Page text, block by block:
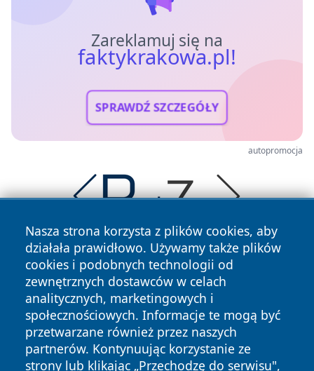
Zareklamuj się na
faktykrakowa.pl!
SPRAWDŹ SZCZEGÓŁY
autopromocja
Nasza strona korzysta z plików cookies, aby
działała prawidłowo. Używamy także plików
cookies i podobnych technologii od
zewnętrznych dostawców w celach
analitycznych, marketingowych i
społecznościowych. Informacje te mogą być
przetwarzane również przez naszych
partnerów. Kontynuując korzystanie ze
strony lub klikając „Przechodzę do serwisu",
Copyright © 2026 faktykrakowa.pl Wszystkie prawa
zastrzeżone.